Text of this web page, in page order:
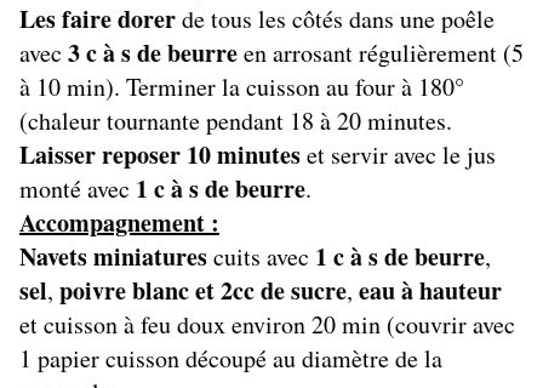
Les faire dorerde tous les côtés dans une poêle
avec 3 c à s de beurreen arrosant régulièrement (5
à 10 min). Terminer la cuisson au four à 180°
(chaleur tournante pendant 18 à 20 minutes.
Laisser reposer 10 minuteset servir avec le jus
monté avec 1 c à s de beurre.
Accompagnement :
Navets miniaturescuits avec 1 c à s de beurre,
sel, poivre blanc et 2cc de sucre, eau à hauteur
et cuisson à feu doux environ 20 min (couvrir avec
1 papier cuisson découpé au diamètre de la